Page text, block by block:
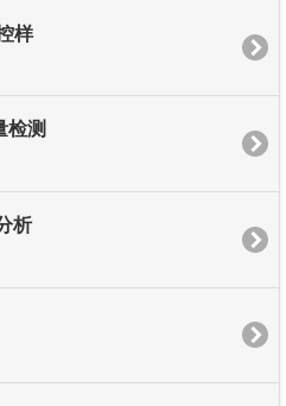
样
检测
析